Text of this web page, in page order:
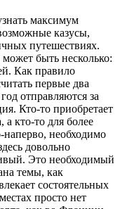
максимум
казусы,
путешествиях.
быть несколько:
Как правило
первые два
отправляются за
Кто-то приобретает
а кто-то для более
необходимо
довольно
Это необходимый
темы, как
состоятельных
просто нет